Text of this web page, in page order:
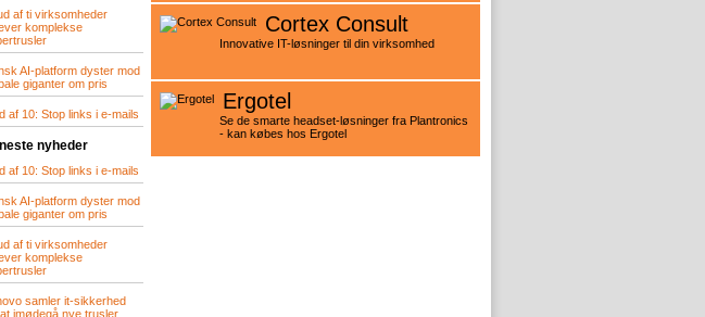
af ti virksomheder
komplekse
AI-platform dyster mod
giganter om pris
af 10: Stop links i e-mails
nyheder
af 10: Stop links i e-mails
AI-platform dyster mod
giganter om pris
af ti virksomheder
komplekse
samler it-sikkerhed
imødegå nye trusler
Cortex Consult
Innovative IT-løsninger til din virksomhed
Ergotel
Se de smarte headset-løsninger fra Plantronics
- kan købes hos Ergotel